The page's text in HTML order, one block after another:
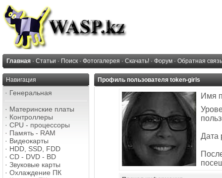
Главная · Статьи · Поиск · Фотогалерея · Скачать! · Форум · Обратная связь
Навигация
· Генеральная
· Материнские платы
· Контроллеры
· CPU - процессоры
· Память - RAM
· Видеокарты
· HDD, SSD, FDD
· CD - DVD - BD
· Звуковые карты
· Охлаждение ПК
Профиль пользователя token-girls
Имя
Дата